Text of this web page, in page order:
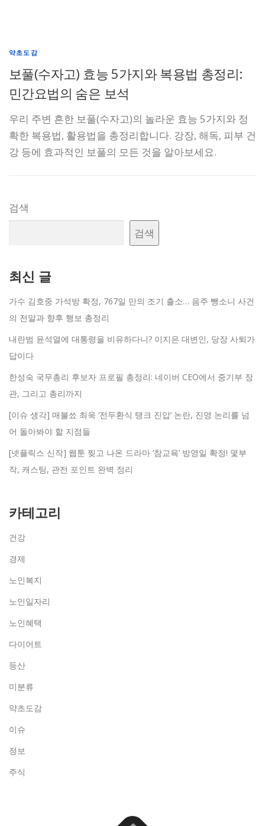
약초도감
보풀(수자고) 효능 5가지와 복용법 총정리:
민간요법의 숨은 보석
우리 주변 흔한 보풀(수자고)의 놀라운 효능 5가지와 정
확한 복용법, 활용법을 총정리합니다. 강장, 해독, 피부 건
강 등에 효과적인 보풀의 모든 것을 알아보세요.
검색
검색
최신 글
가수 김호중 가석방 확정, 767일 만의 조기 출소… 음주 뺑소니 사건
의 전말과 향후 행보 총정리
내란범 윤석열에 대통령을 비유하다니? 이지은 대변인, 당장 사퇴가
답이다
한성숙 국무총리 후보자 프로필 총정리: 네이버 CEO에서 중기부 장
관, 그리고 총리까지
[이슈 생각] 매불쑈 최욱 ‘전두환식 탱크 진압’ 논란, 진영 논리를 넘
어 돌아봐야 할 지점들
[넷플릭스 신작] 웹툰 찢고 나온 드라마 ‘참교육’ 방영일 확정! 몇부
작, 캐스팅, 관전 포인트 완벽 정리
카테고리
건강
경제
노인복지
노인일자리
노인혜택
다이어트
등산
미분류
약초도감
이슈
정보
주식